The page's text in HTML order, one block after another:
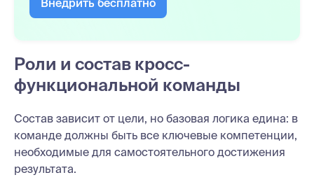
Внедрить бесплатно
Роли и состав кросс-
функциональной команды
Состав зависит от цели, но базовая логика едина: в
команде должны быть все ключевые компетенции,
необходимые для самостоятельного достижения
результата.